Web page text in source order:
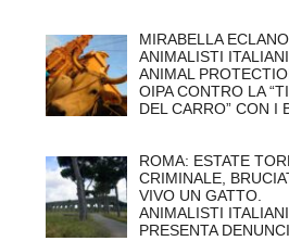
MIRABELLA
ANIMALISTI
ANIMAL
OIPA CONTRO LA
DEL CARRO” CON I
ROMA: ESTATE
CRIMINALE,
VIVO UN GATTO.
ANIMALISTI ITALIANI
PRESENTA